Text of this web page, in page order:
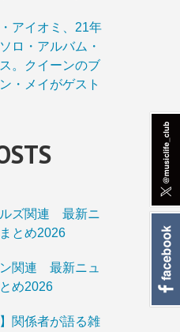
アイオミ、21年
ロ・アルバム・
。クイーンのブ
・メイがゲスト
ルズ関連 最新ニ
とめ2026
関連 最新ニュ
め2026
】関係者が語る雑